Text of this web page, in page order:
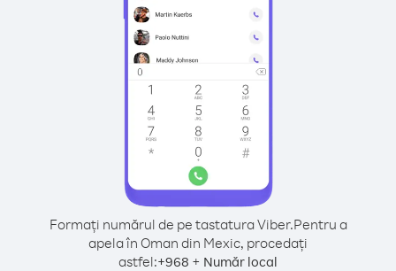
Formați numărul de pe tastatura Viber.Pentru a
apela în Oman din Mexic, procedați
astfel:+968 + Număr local